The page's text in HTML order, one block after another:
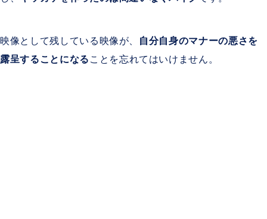
映像として残している映像が、
自分自身のマナーの悪さを
露呈することになる ことを忘れてはいけません。